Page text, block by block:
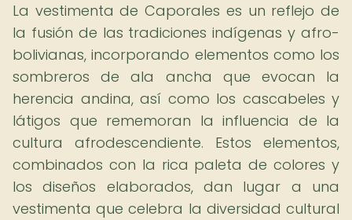
La vestimenta de Caporales es un reflejo de
la fusión de las tradiciones indígenas y afro-
bolivianas, incorporando elementos como los
sombreros de ala ancha que evocan la
herencia andina, así como los cascabeles y
látigos que rememoran la influencia de la
cultura afrodescendiente. Estos elementos,
combinados con la rica paleta de colores y
los diseños elaborados, dan lugar a una
vestimenta que celebra la diversidad cultural